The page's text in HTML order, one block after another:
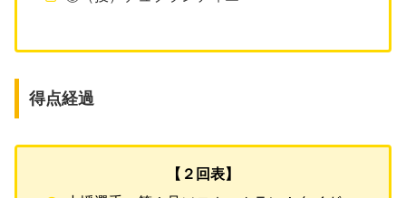
得点経過
【２回表】